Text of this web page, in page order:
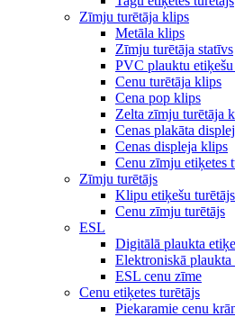
Zīmju turētāja klips
Metāla klips
Zīmju turētāja statīvs
PVC plauktu etiķešu
Cenu turētāja klips
Cena pop klips
Zelta zīmju turētāja
Cenas plakāta
Cenas displeja klips
Cenu zīmju etiķetes
Zīmju turētājs
Klipu etiķešu turētājs
Cenu zīmju turētājs
ESL
Digitālā plaukta
Elektroniskā plaukta
ESL cenu zīme
Cenu etiķetes turētājs
Piekaramie cenu